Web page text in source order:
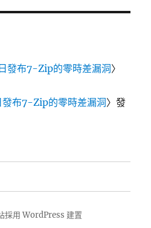
發布7-Zip的零時差漏洞〉
布7-Zip的零時差漏洞〉發
採用 WordPress 建置